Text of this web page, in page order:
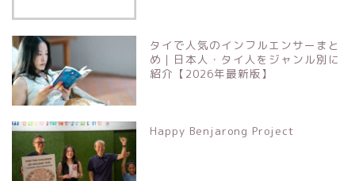
タイで人気のインフルエンサーまと
め｜日本人・タイ人をジャンル別に
紹介【2026年最新版】
Happy Benjarong Project